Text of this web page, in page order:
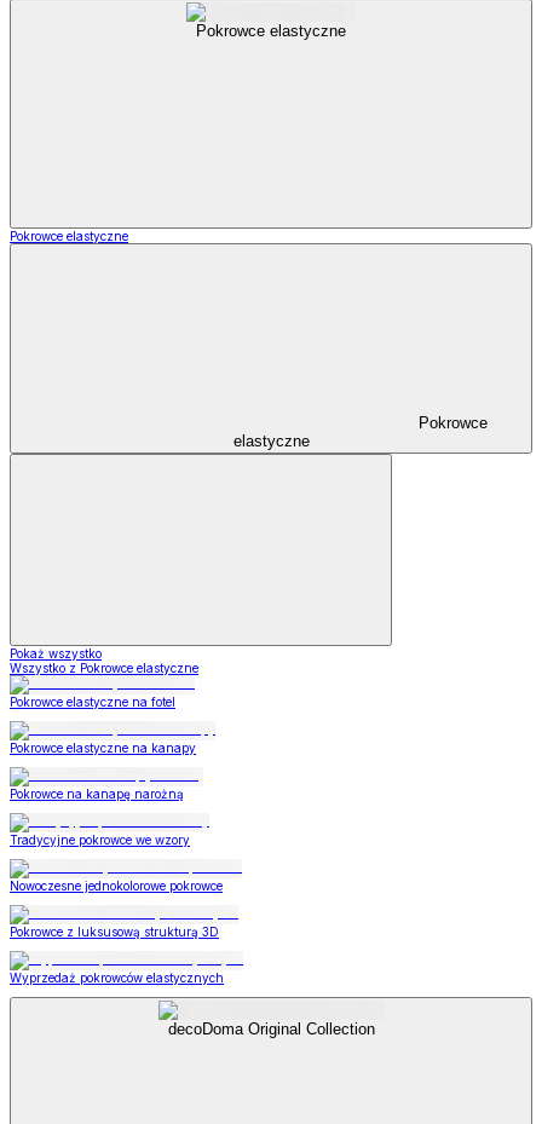
Pokrowce elastyczne
Pokrowce elastyczne
Pokrowce
elastyczne
Pokaż wszystko
Wszystko z Pokrowce elastyczne
Pokrowce elastyczne na fotel
Pokrowce elastyczne na kanapy
Pokrowce na kanapę narożną
Tradycyjne pokrowce we wzory
Nowoczesne jednokolorowe pokrowce
Pokrowce z luksusową strukturą 3D
Wyprzedaż pokrowców elastycznych
decoDoma Original Collection